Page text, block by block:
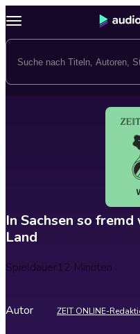
In Sachsen so
Land
Spieldauer12 Minuten
Autor ZEIT ONLINE-